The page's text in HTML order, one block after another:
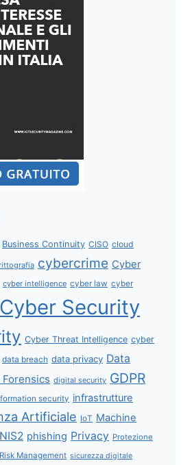
Business Continuity CISO cloud
cybercrime Cyber
cyber intelligence cyber law cyber
Cyber Security
Cyber Threat Intelligence cyber
data breach data privacy Data
digital security GDPR
security infrastrutture
Artificiale IoT Machine
NIS2 phishing Privacy Protezione
Risk Management sicurezza digitale